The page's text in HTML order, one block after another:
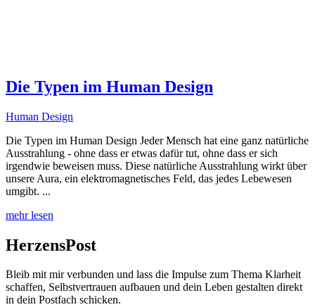
Die Typen im Human Design
Human Design
Die Typen im Human Design Jeder Mensch hat eine ganz natürliche
Ausstrahlung - ohne dass er etwas dafür tut, ohne dass er sich
irgendwie beweisen muss. Diese natürliche Ausstrahlung wirkt über
unsere Aura, ein elektromagnetisches Feld, das jedes Lebewesen
umgibt. ...
mehr lesen
HerzensPost
Bleib mit mir verbunden und lass die Impulse zum Thema Klarheit
schaffen, Selbstvertrauen aufbauen und dein Leben gestalten direkt
in dein Postfach schicken.